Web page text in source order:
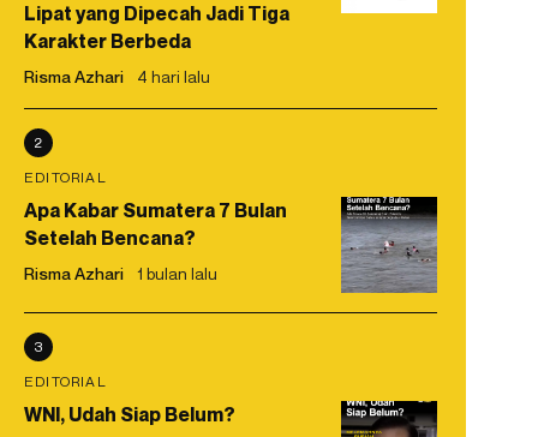
Lipat yang Dipecah Jadi Tiga
Karakter Berbeda
Risma Azhari 4 hari lalu
2
EDITORIAL
Apa Kabar Sumatera 7 Bulan
Setelah Bencana?
Risma Azhari 1 bulan lalu
3
EDITORIAL
WNI, Udah Siap Belum?